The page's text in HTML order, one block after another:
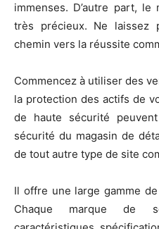
immenses. D’autre part, le
très précieux. Ne laissez
chemin vers la réussite
Commencez à utiliser des
la protection des actifs de
de haute sécurité
sécurité du magasin de
de tout autre type de site
Il offre une large gamme
Chaque marque de